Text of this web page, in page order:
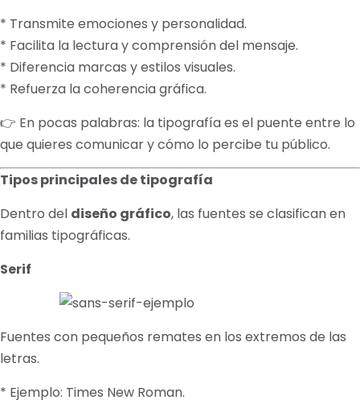
* Transmite emociones y personalidad.
* Facilita la lectura y comprensión del mensaje.
* Diferencia marcas y estilos visuales.
* Refuerza la coherencia gráfica.
👉 En pocas palabras: la tipografía es el puente entre lo
que quieres comunicar y cómo lo percibe tu público.
Tipos principales de tipografía
Dentro del diseño gráfico, las fuentes se clasifican en
familias tipográficas.
Serif
Fuentes con pequeños remates en los extremos de las
letras.
* Ejemplo: Times New Roman.